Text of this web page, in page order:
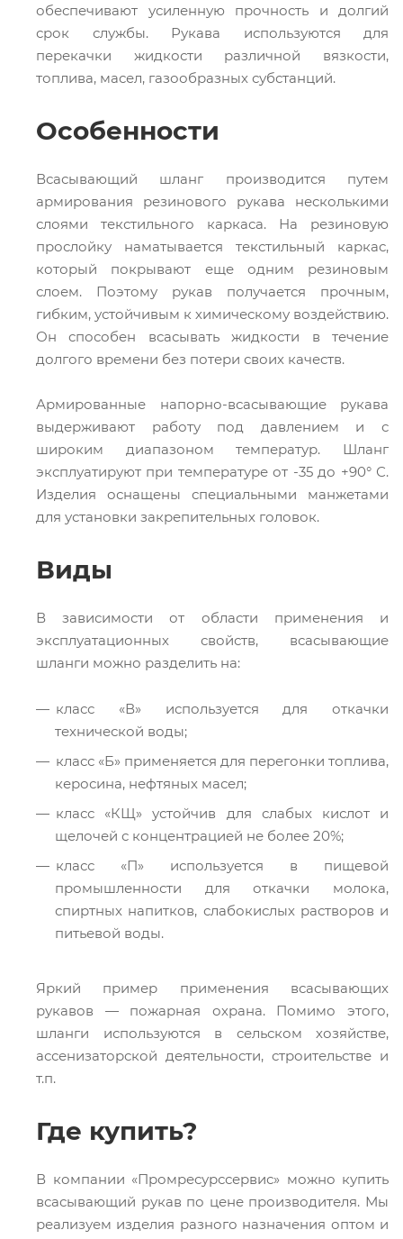
обеспечивают усиленную прочность и долгий
срок службы. Рукава используются для
перекачки жидкости различной вязкости,
топлива, масел, газообразных субстанций.
Особенности
Всасывающий шланг производится путем
армирования резинового рукава несколькими
слоями текстильного каркаса. На резиновую
прослойку наматывается текстильный каркас,
который покрывают еще одним резиновым
слоем. Поэтому рукав получается прочным,
гибким, устойчивым к химическому воздействию.
Он способен всасывать жидкости в течение
долгого времени без потери своих качеств.
Армированные напорно-всасывающие рукава
выдерживают работу под давлением и с
широким диапазоном температур. Шланг
эксплуатируют при температуре от -35 до +90° С.
Изделия оснащены специальными манжетами
для установки закрепительных головок.
Виды
В зависимости от области применения и
эксплуатационных свойств, всасывающие
шланги можно разделить на:
класс «В» используется для откачки
технической воды;
класс «Б» применяется для перегонки топлива,
керосина, нефтяных масел;
класс «КЩ» устойчив для слабых кислот и
щелочей с концентрацией не более 20%;
класс «П» используется в пищевой
промышленности для откачки молока,
спиртных напитков, слабокислых растворов и
питьевой воды.
Яркий пример применения всасывающих
рукавов — пожарная охрана. Помимо этого,
шланги используются в сельском хозяйстве,
ассенизаторской деятельности, строительстве и
т.п.
Где купить?
В компании «Промресурссервис» можно купить
всасывающий рукав по цене производителя. Мы
реализуем изделия разного назначения оптом и